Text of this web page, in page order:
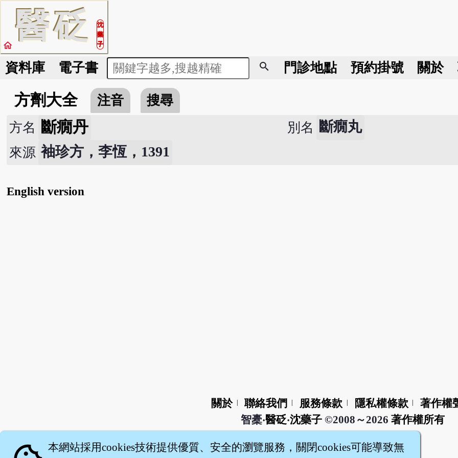
醫砭
沈
藥
子
home
資料庫 電子書 search 門診地點 預約掛號 關於
方劑大全 注音
搜尋
方名
斷癇丹 別名 斷癇丸
來源 袖珍方，李恆，1391
English version
關於 聯絡我們 服務條款 隱私權條款
著作權
智橐‧醫砭‧沈藥子©2008～2026 著作權所有
本網站採用cookies技術提供優質、安全的瀏覽服務，關閉cookies可能導致無